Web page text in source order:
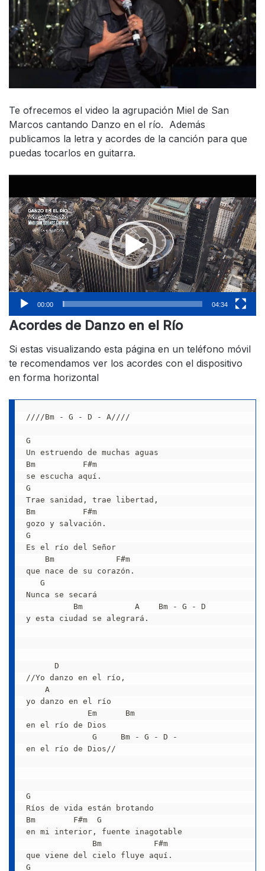
Te ofrecemos el video la agrupación Miel de San
Marcos cantando Danzo en el río. Además
publicamos la letra y acordes de la canción para que
puedas tocarlos en guitarra.
de
vídeo
00:00 04:34
Acordes de Danzo en el Río
Si estas visualizando esta página en un teléfono móvil
te recomendamos ver los acordes con el dispositivo
en forma horizontal
////Bm - G - D - A////
G
Un estruendo de muchas aguas
Bm          F#m
se escucha aquí.
G
Trae sanidad, trae libertad,
Bm          F#m
gozo y salvación.
G
Es el río del Señor
    Bm             F#m
que nace de su corazón.
   G
Nunca se secará
          Bm           A    Bm - G - D
y esta ciudad se alegrará.
      D
//Yo danzo en el río,
    A
yo danzo en el río
             Em      Bm
en el río de Dios
              G     Bm - G - D -
en el río de Dios//
G
Ríos de vida están brotando
Bm        F#m  G
en mi interior, fuente inagotable
              Bm           F#m
que viene del cielo fluye aquí.
G